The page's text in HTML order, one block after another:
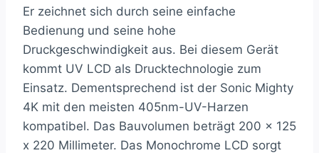
Er zeichnet sich durch seine einfache
Bedienung und seine hohe
Druckgeschwindigkeit aus. Bei diesem Gerät
kommt UV LCD als Drucktechnologie zum
Einsatz. Dementsprechend ist der Sonic Mighty
4K mit den meisten 405nm-UV-Harzen
kompatibel. Das Bauvolumen beträgt 200 x 125
x 220 Millimeter. Das Monochrome LCD sorgt